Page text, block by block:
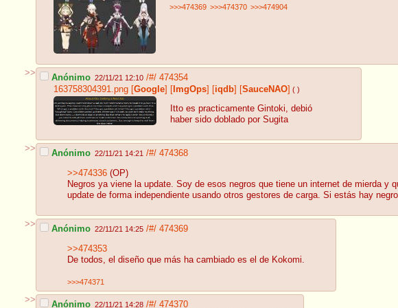
>>>474369 >>>474370 >>>474904
>> Anónimo 22/11/21 12:10 /#/ 474354
163758304391.png [Google] [ ImgOps] [iqdb] [SauceNAO] ( )
Itto es practicamente Gintoki, debió
haber sido doblado por Sugita
>> Anónimo 22/11/21 14:21 /#/ 474368
>>474336 (OP)
Negros ya viene la update. Soy de esos negros que tiene un internet de mierda
update de forma independiente usando otros gestores de carga. Si estás hay
>> Anónimo 22/11/21 14:25 /#/ 474369
>>474353
De todos, el diseño que más ha cambiado es el de Kokomi.
>>>474371
>> Anónimo 22/11/21 14:28 /#/ 474370